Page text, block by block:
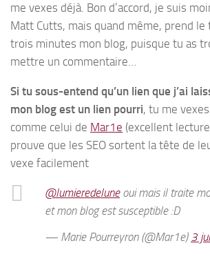
me vexes déjà. Bon d’accord, je suis
Matt Cutts, mais quand même, prend le
trois minutes mon blog, puisque tu as
mettre un commentaire…
Si tu sous-entend qu’un lien que j’ai
mon blog est un lien pourri, tu me
comme celui de Mar1e (excellent
prouve que les SEO sortent la tête de
vexe facilement
@lumieredeluneoui mais il traite
et mon blog est susceptible :D
— Marie Pourreyron (@Mar1e) 3